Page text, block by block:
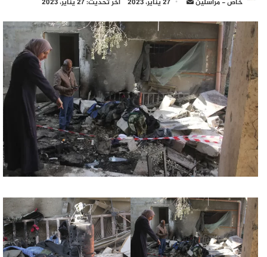
خاص - مراسلين
إلكترونيا
27 يناير، 2023 آخر تحديث: 27 يناير، 2023